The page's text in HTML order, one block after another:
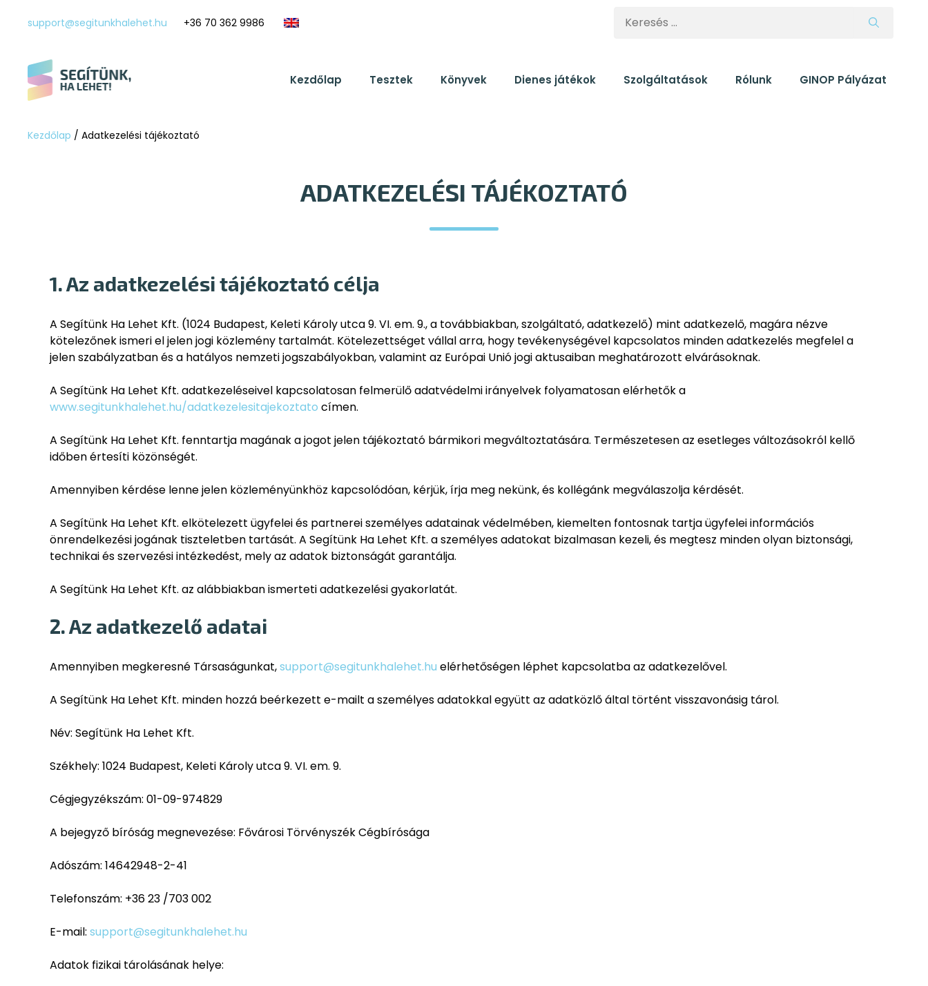
support@segitunkhalehet.hu +36 70 362 9986
Kezdőlap Tesztek Könyvek Dienes játékok Szolgáltatások Rólunk GINOP Pályázat
Kezdőlap / Adatkezelési tájékoztató
ADATKEZELÉSI TÁJÉKOZTATÓ
1. Az adatkezelési tájékoztató célja
A Segítünk Ha Lehet Kft. (1024 Budapest, Keleti Károly utca 9. VI. em. 9., a továbbiakban, szolgáltató, adatkezelő) mint adatkezelő, magára nézve
kötelezőnek ismeri el jelen jogi közlemény tartalmát. Kötelezettséget vállal arra, hogy tevékenységével kapcsolatos minden adatkezelés megfelel a
jelen szabályzatban és a hatályos nemzeti jogszabályokban, valamint az Európai Unió jogi aktusaiban meghatározott elvárásoknak.
A Segítünk Ha Lehet Kft. adatkezeléseivel kapcsolatosan felmerülő adatvédelmi irányelvek folyamatosan elérhetők a
www.segitunkhalehet.hu/adatkezelesitajekoztato címen.
A Segítünk Ha Lehet Kft. fenntartja magának a jogot jelen tájékoztató bármikori megváltoztatására. Természetesen az esetleges változásokról kellő
időben értesíti közönségét.
Amennyiben kérdése lenne jelen közleményünkhöz kapcsolódóan, kérjük, írja meg nekünk, és kollégánk megválaszolja kérdését.
A Segítünk Ha Lehet Kft. elkötelezett ügyfelei és partnerei személyes adatainak védelmében, kiemelten fontosnak tartja ügyfelei információs
önrendelkezési jogának tiszteletben tartását. A Segítünk Ha Lehet Kft. a személyes adatokat bizalmasan kezeli, és megtesz minden olyan biztonsági,
technikai és szervezési intézkedést, mely az adatok biztonságát garantálja.
A Segítünk Ha Lehet Kft. az alábbiakban ismerteti adatkezelési gyakorlatát.
2. Az adatkezelő adatai
Amennyiben megkeresné Társaságunkat,support@segitunkhalehet.hu elérhetőségen léphet kapcsolatba az adatkezelővel.
A Segítünk Ha Lehet Kft. minden hozzá beérkezett e-mailt a személyes adatokkal együtt az adatközlő által történt visszavonásig tárol.
Név: Segítünk Ha Lehet Kft.
Székhely: 1024 Budapest, Keleti Károly utca 9. VI. em. 9.
Cégjegyzékszám: 01-09-974829
A bejegyző bíróság megnevezése: Fővárosi Törvényszék Cégbírósága
Adószám: 14642948-2-41
Telefonszám: +36 23 /703 002
E-mail: support@segitunkhalehet.hu
Adatok fizikai tárolásának helye: